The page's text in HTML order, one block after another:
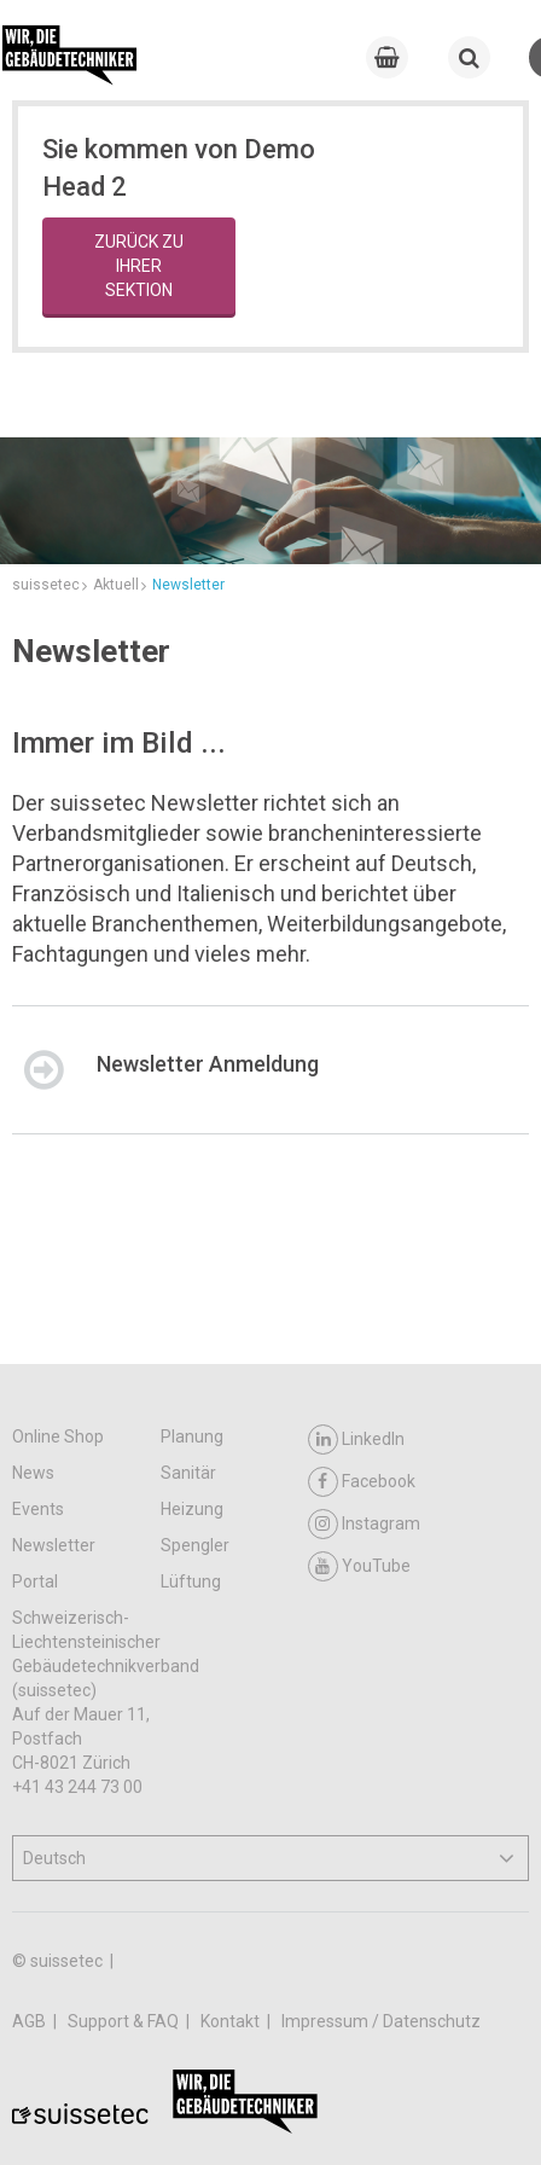
Sie kommen von Demo
Head 2
ZURÜCK ZU
IHRER
SEKTION
suissetec Aktuell Newsletter
Newsletter
Immer im Bild ...
Der suissetec Newsletter richtet sich an
Verbandsmitglieder sowie brancheninteressierte
Partnerorganisationen. Er erscheint auf Deutsch,
Französisch und Italienisch und berichtet über
aktuelle Branchenthemen, Weiterbildungsangebote,
Fachtagungen und vieles mehr.
Newsletter Anmeldung
Online Shop
Planung
News
Sanitär
Events
Heizung
Newsletter
Spengler
Portal
Lüftung
LinkedIn
Facebook
Instagram
YouTube
Schweizerisch-
Liechtensteinischer
Gebäudetechnikverband
(suissetec)
Auf der Mauer 11,
Postfach
CH-8021 Zürich
+41 43 244 73 00
© suissetec |
AGB Support & FAQ Kontakt Impressum / Datenschutz